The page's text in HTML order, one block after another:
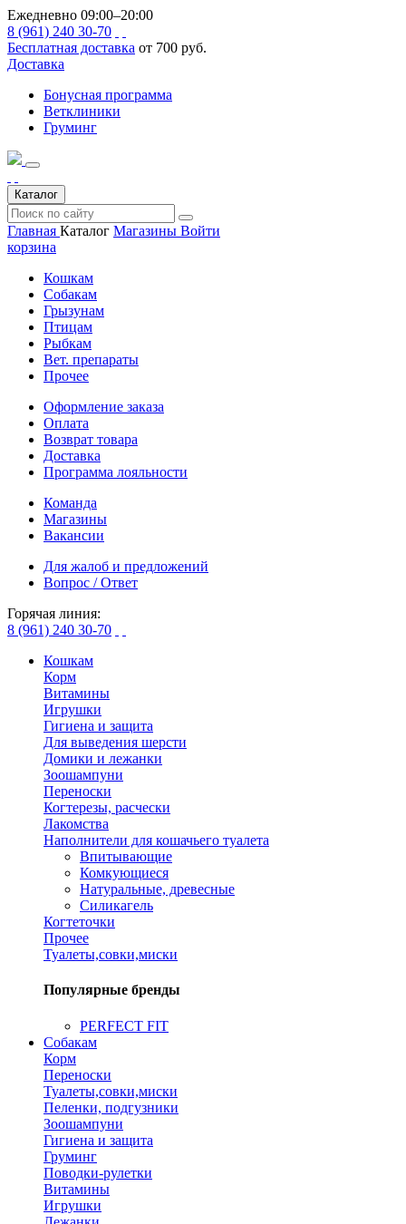
Ежедневно 09:00–20:00
8 (961) 240 30-70
Бесплатная доставка от 700 руб.
Доставка
Бонусная программа
Ветклиники
Груминг
Каталог
Главная Каталог Магазины Войти
корзина
Кошкам
Собакам
Грызунам
Птицам
Рыбкам
Вет. препараты
Прочее
Оформление заказа
Оплата
Возврат товара
Доставка
Программа лояльности
Команда
Магазины
Вакансии
Для жалоб и предложений
Вопрос / Ответ
Горячая линия:
8 (961) 240 30-70
Кошкам
Корм
Витамины
Игрушки
Гигиена и защита
Для выведения шерсти
Домики и лежанки
Зоошампуни
Переноски
Когтерезы, расчески
Лакомства
Наполнители для кошачьего туалета
Впитывающие
Комкующиеся
Натуральные, древесные
Силикагель
Когтеточки
Прочее
Туалеты,совки,миски
Популярные бренды
PERFECT FIT
Собакам
Корм
Переноски
Туалеты,совки,миски
Пеленки, подгузники
Зоошампуни
Гигиена и защита
Груминг
Поводки-рулетки
Витамины
Игрушки